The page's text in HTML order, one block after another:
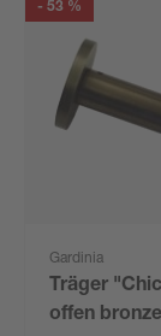
- 53 %
Gardinia
Träger
offen